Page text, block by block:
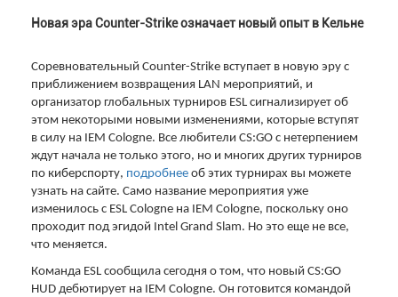
Новая эра Counter-Strike означает новый опыт в Кельне
Соревновательный Counter-Strike вступает в новую эру с
приближением возвращения LAN мероприятий, и
организатор глобальных турниров ESL сигнализирует об
этом некоторыми новыми изменениями, которые вступят
в силу на IEM Cologne. Все любители CS:GO с нетерпением
ждут начала не только этого, но и многих других турниров
по киберспорту, подробнее об этих турнирах вы можете
узнать на сайте. Само название мероприятия уже
изменилось с ESL Cologne на IEM Cologne, поскольку оно
проходит под эгидой Intel Grand Slam. Но это еще не все,
что меняется.
Команда ESL сообщила сегодня о том, что новый CS:GO
HUD дебютирует на IEM Cologne. Он готовится командой